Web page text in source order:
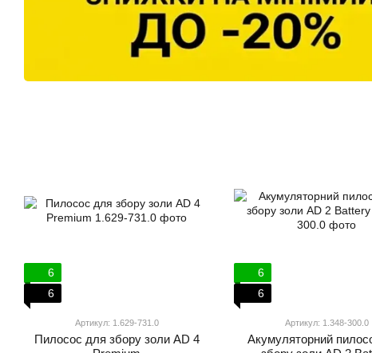
6
6
Артикул: 1.629-731.0
Пилосос для збору золи AD 4
6
6
Артикул: 1.348-300.0
Акумуляторний